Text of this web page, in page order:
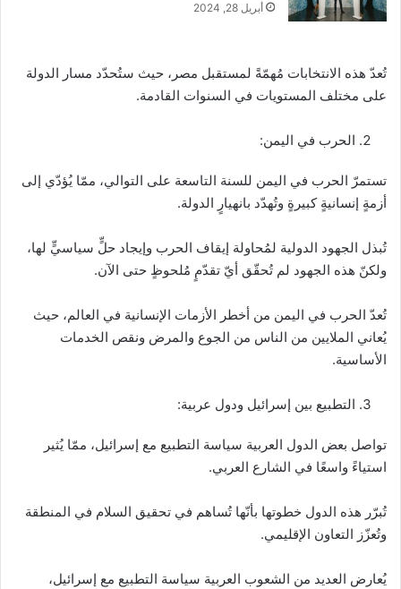
أبريل 28, 2024
تُعدّ هذه الانتخابات مُهمّةً لمستقبل مصر، حيث ستُحدّد مسار الدولة
على مختلف المستويات في السنوات القادمة.
الحرب في اليمن:
تستمرّ الحرب في اليمن للسنة التاسعة على التوالي، ممّا يُؤدّي إلى
أزمةٍ إنسانيةٍ كبيرةٍ وتُهدّد بانهيارٍ الدولة.
تُبذل الجهود الدولية لمُحاولة إيقاف الحرب وإيجاد حلٍّ سياسيٍّ لها،
ولكنّ هذه الجهود لم تُحقّق أيّ تقدّمٍ مُلحوظٍ حتى الآن.
تُعدّ الحرب في اليمن من أخطر الأزمات الإنسانية في العالم، حيث
يُعاني الملايين من الناس من الجوع والمرض ونقص الخدمات
الأساسية.
التطبيع بين إسرائيل ودول عربية:
تواصل بعض الدول العربية سياسة التطبيع مع إسرائيل، ممّا يُثير
استياءً واسعًا في الشارع العربي.
تُبرّر هذه الدول خطوتها بأنّها تُساهم في تحقيق السلام في المنطقة
وتُعزّز التعاون الإقليمي.
يُعارض العديد من الشعوب العربية سياسة التطبيع مع إسرائيل،